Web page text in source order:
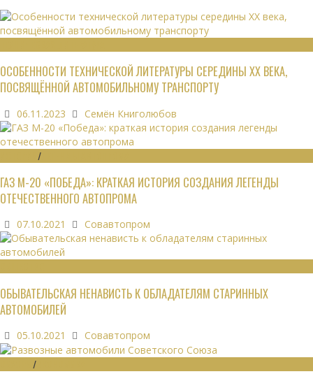
ОСОБЕННОСТИ ТЕХНИЧЕСКОЙ ЛИТЕРАТУРЫ СЕРЕДИНЫ XX ВЕКА,
ПОСВЯЩЁННОЙ АВТОМОБИЛЬНОМУ ТРАНСПОРТУ
06.11.2023 Семён Книголюбов
/
ГАЗ М-20 «ПОБЕДА»: КРАТКАЯ ИСТОРИЯ СОЗДАНИЯ ЛЕГЕНДЫ
ОТЕЧЕСТВЕННОГО АВТОПРОМА
07.10.2021 Совавтопром
ОБЫВАТЕЛЬСКАЯ НЕНАВИСТЬ К ОБЛАДАТЕЛЯМ СТАРИННЫХ
АВТОМОБИЛЕЙ
05.10.2021 Совавтопром
/